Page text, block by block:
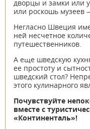
дворцы и замки или
или роскошь музеев
Негласно Швеция
ней несчетное
путешественников.
А еще шведскую
ее простоту и
шведский стол?
этого кулинарного
Почувствуйте
вместе с
«Континенталь»!